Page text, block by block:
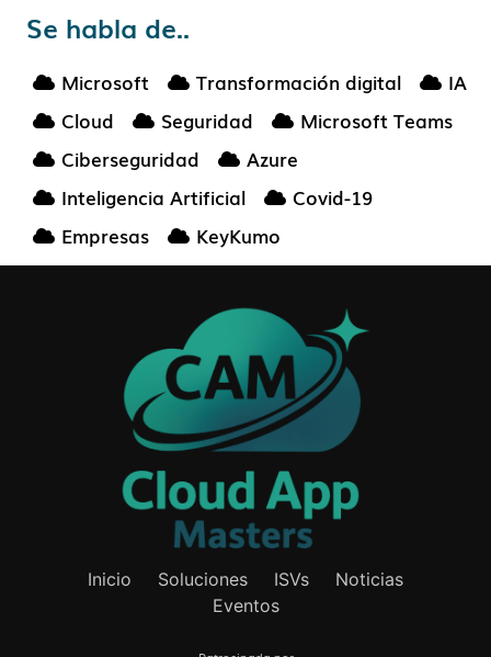
Se habla de..
Microsoft Transformación digital
IA
Cloud
Seguridad
Microsoft Teams
Ciberseguridad
Azure
Inteligencia Artificial
Covid-19
Empresas
KeyKumo
Inicio Soluciones ISVs
Noticias
Eventos